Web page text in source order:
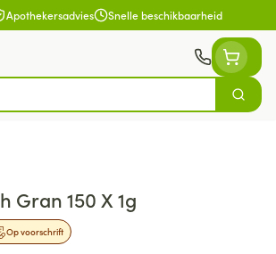
Apothekersadvies Snelle beschikbaarheid
Zoek
Gran 150 X 1g
Op voorschrift